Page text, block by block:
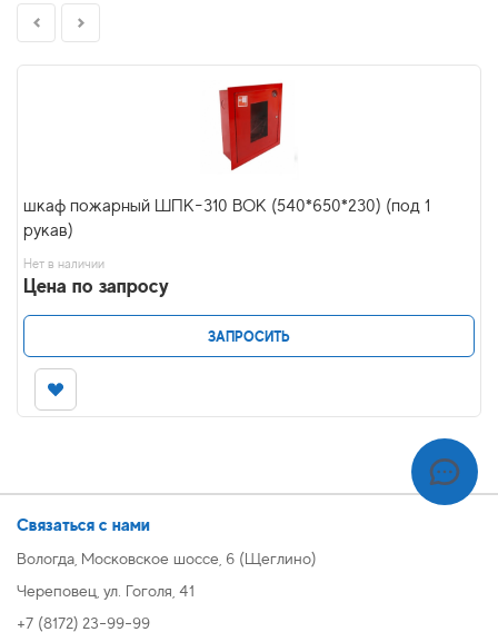
шкаф пожарный ШПК-310 ВОК (540*650*230) (под 1
рукав)
Нет в наличии
Цена по запросу
ЗАПРОСИТЬ
Связаться с нами
Вологда, Московское шоссе, 6 (Щеглино)
Череповец, ул. Гоголя, 41
+7 (8172) 23-99-99